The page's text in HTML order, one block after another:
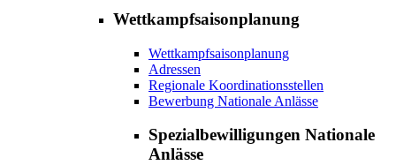
Wettkampfsaisonplanung
Wettkampfsaisonplanung
Adressen
Regionale Koordinationsstellen
Bewerbung Nationale Anlässe
Spezialbewilligungen Nationale
Anlässe